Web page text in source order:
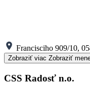
Francisciho 909/10,
Zobraziť viac Zobraziť
CSS Radosť n.o.